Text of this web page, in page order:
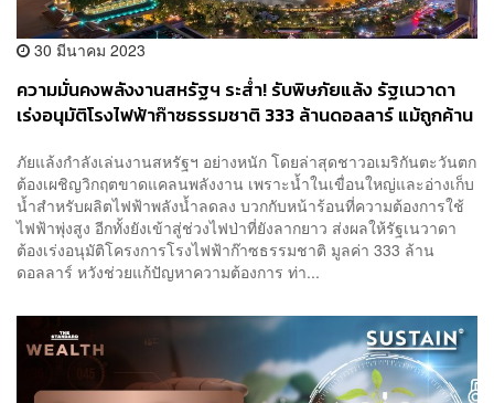
30 มีนาคม 2023
ความมั่นคงพลังงานสหรัฐฯ ระส่ำ! รับพิษภัยแล้ง รัฐเนวาดา
เร่งอนุมัติโรงไฟฟ้าก๊าซธรรมชาติ 333 ล้านดอลลาร์ แม้ถูกค้าน
ภัยแล้งกำลังเล่นงานสหรัฐฯ อย่างหนัก โดยล่าสุดชาวอเมริกันตะวันตก
ต้องเผชิญวิกฤตขาดแคลนพลังงาน เพราะน้ำในเขื่อนใหญ่และอ่างเก็บ
น้ำสำหรับผลิตไฟฟ้าพลังน้ำลดลง บวกกับหน้าร้อนที่ความต้องการใช้
ไฟฟ้าพุ่งสูง อีกทั้งยังเข้าสู่ช่วงไฟป่าที่ยังลากยาว ส่งผลให้รัฐเนวาดา
ต้องเร่งอนุมัติโครงการโรงไฟฟ้าก๊าซธรรมชาติ มูลค่า 333 ล้าน
ดอลลาร์ หวังช่วยแก้ปัญหาความต้องการ ท่า...